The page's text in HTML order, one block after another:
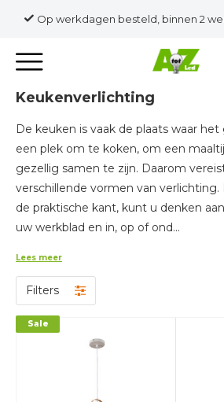
Op werkdagen besteld, binnen 2
Keukenverlichting
De keuken is vaak de plaats waar
een plek om te koken, om een
gezellig samen te zijn. Daarom
verschillende vormen van
de praktische kant, kunt u denken
uw werkblad en in, op of ond...
Lees meer
Filters
Sale